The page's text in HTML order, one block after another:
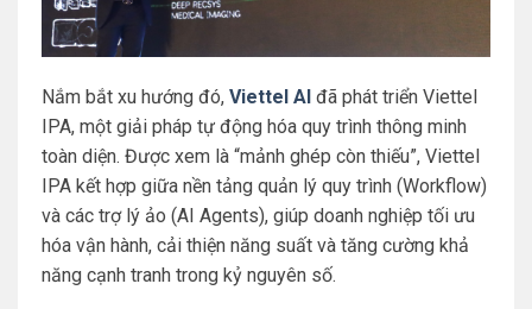
Nắm bắt xu hướng đó, Viettel AI đã phát triển Viettel
IPA, một giải pháp tự động hóa quy trình thông minh
toàn diện. Được xem là “mảnh ghép còn thiếu”, Viettel
IPA kết hợp giữa nền tảng quản lý quy trình (Workflow)
và các trợ lý ảo (AI Agents), giúp doanh nghiệp tối ưu
hóa vận hành, cải thiện năng suất và tăng cường khả
năng cạnh tranh trong kỷ nguyên số.